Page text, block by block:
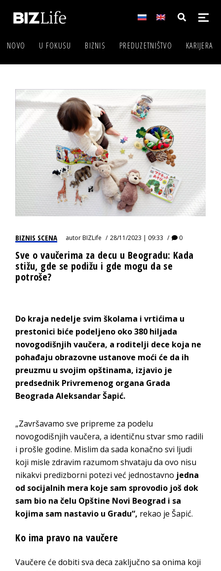
NOVO U FOKUSU BIZNIS PREDUZETNIŠTVO KARIJERA
BIZNIS SCENA autorBIZLife 28/11/2023 | 09:33 0
Sve o vaučerima za decu u Beogradu: Kada
stižu, gde se podižu i gde mogu da se
potroše?
Do kraja nedelje svim školama i vrtićima u
prestonici biće podeljeno oko 380 hiljada
novogodišnjih vaučera, a roditelji dece koja ne
pohađaju obrazovne ustanove moći će da ih
preuzmu u svojim opštinama, izjavio je
predsednik Privremenog organa Grada
Beograda Aleksandar Šapić.
„Završavamo sve pripreme za podelu
novogodišnjih vaučera, a identičnu stvar smo radili
i prošle godine. Mislim da sada konačno svi ljudi
koji misle zdravim razumom shvataju da ovo nisu
nikakvi predizborni potezi već jednostavno jedna
od socijalnih mera koje sam sprovodio još dok
sam bio na čelu Opštine Novi Beograd i sa
kojima sam nastavio u Gradu“, rekao je Šapić.
Ko ima pravo na vaučere
Vaučere će dobiti sva deca zaključno sa onima koji